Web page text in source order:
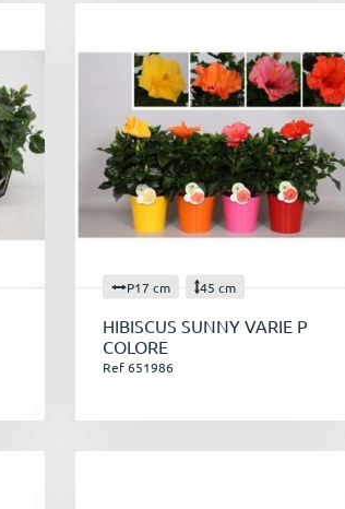
P17 cm 45 cm
HIBISCUS SUNNY VARIE P
COLORE
Ref 651986